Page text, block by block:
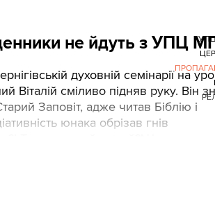
не йдуть з УПЦ
духовній семінарії на
Віталій сміливо підняв руку. Він
Заповіт, адже читав Біблію і
юнака обрізав гнів